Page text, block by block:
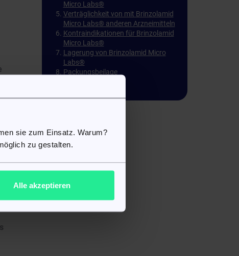
sie zum Einsatz. Warum?
zu gestalten.
Alle akzeptieren
Micro Labs®
Verträglichkeit von mit Brinzolamid
Micro Labs® anderen Arzneimitteln
Kontraindikationen für Brinzolamid
Micro Labs®
Lagerung von Brinzolamid Micro
Labs®
Packungsbeilage